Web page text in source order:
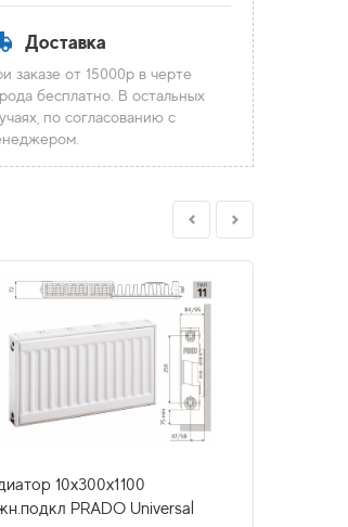
Доставка
заказе от 15000р в черте
бесплатно. В остальных
по согласованию с
10x300х1100
PRADO Universal